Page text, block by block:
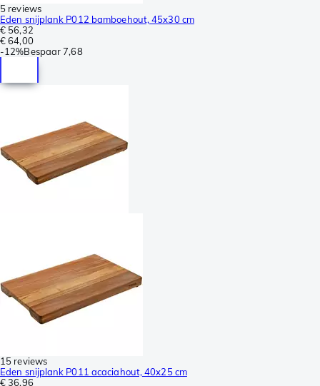
5 reviews
Eden snijplank P012 bamboehout, 45x30 cm
€ 56,32
€ 64,00
-12%Bespaar 7,68
15 reviews
Eden snijplank P011 acaciahout, 40x25 cm
€ 36,96